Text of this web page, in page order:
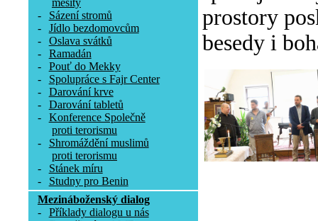
mešity
-
Sázení stromů
-
Jídlo bezdomovcům
-
Oslava svátků
-
Ramadán
-
Pouť do Mekky
-
Spolupráce s Fajr Center
-
Darování krve
-
Darování tabletů
-
Konference Společně
proti terorismu
-
Shromáždění muslimů
proti terorismu
-
Stánek míru
-
Studny pro Benin
Mezináboženský dialog
-
Příklady dialogu u nás
prostory
besedy i